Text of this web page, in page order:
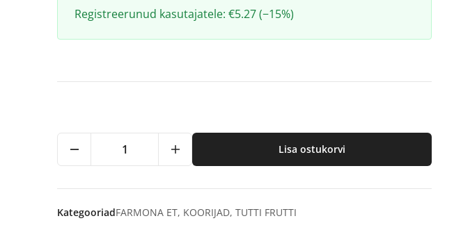
Registreerunud kasutajatele: €5.27 (−15%)
1 Lisa ostukorvi
KategooriadFARMONA ET, KOORIJAD,TUTTI FRUTTI